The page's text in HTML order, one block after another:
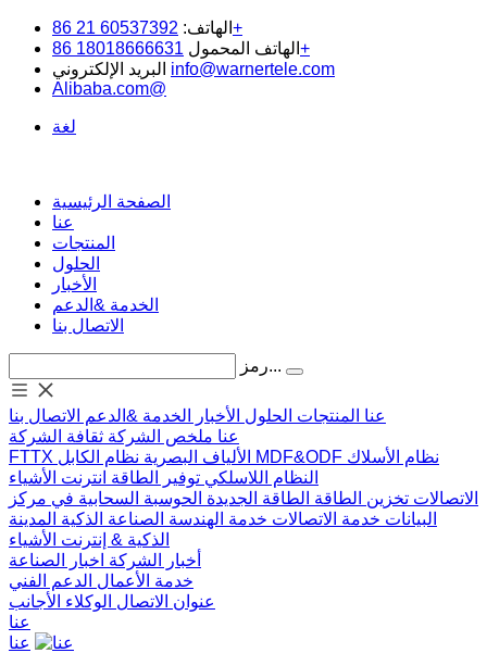
الهاتف: 60537392 21 86+
الهاتف المحمول 18018666631 86+
info@warnertele.com
Alibaba.com@
لغة
الصفحة الرئيسية
عنا
المنتجات
الحلول
الأخبار
الخدمة &الدعم
الاتصال بنا
رمز...
عنا المنتجات الحلول الأخبار الخدمة &الدعم
الاتصال بنا
عنا ملخص الشركة ثقافة الشركة
FTTX
الألياف البصرية MDF&ODF نظام الأسلاك
النظام اللاسلكي توفير الطاقة انترنت الأشياء
الاتصالات تخزين الطاقة الطاقة الجديدة الحوسبة السحابية في مركز
البيانات خدمة الاتصالات خدمة الهندسة الصناعة الذكية المدينة
الذكية & إنترنت الأشياء
أخبار الشركة اخبار الصناعة
خدمة الأعمال الدعم الفني
عنوان الاتصال الوكلاء الأجانب
عنا
عنا